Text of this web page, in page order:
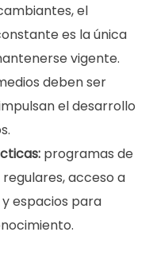
el
es la única
vigente.
deben ser
el desarrollo
programas de
acceso a
espacios para